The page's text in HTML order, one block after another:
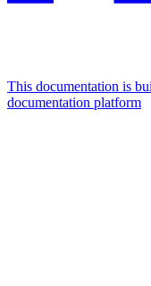
This documentation is
documentation platform